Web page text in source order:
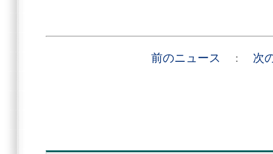
前のニュース : 次